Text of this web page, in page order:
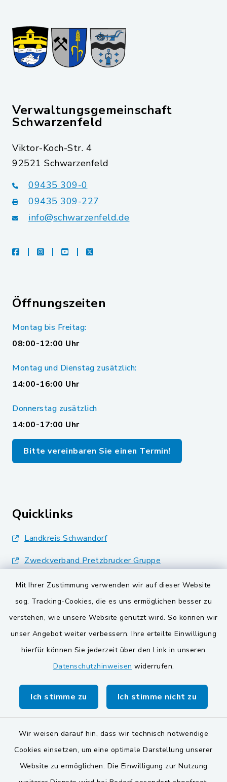
Mit Ihrer Zustimmung verwenden wir auf dieser Website
sog. Tracking-Cookies, die es uns ermöglichen besser zu
verstehen, wie unsere Website genutzt wird. So können wir
unser Angebot weiter verbessern. Ihre erteilte Einwilligung
hierfür können Sie jederzeit über den Link in unseren
Datenschutzhinweisen widerrufen.
Ich stimme zu Ich stimme nicht zu
Wir weisen darauf hin, dass wir technisch notwendige
Cookies einsetzen, um eine optimale Darstellung unserer
Website zu ermöglichen. Die Einwilligung zur Nutzung
Verwaltungsgemeinschaft
Schwarzenfeld
Viktor-Koch-Str. 4
92521 Schwarzenfeld
09435 309-0
09435 309-227
info@schwarzenfeld.de
facebookinstagramyoutubeX
Öffnungszeiten
Montag bis Freitag:
08:00-12:00 Uhr
Montag und Dienstag zusätzlich:
14:00-16:00 Uhr
Donnerstag zusätzlich
14:00-17:00 Uhr
Bitte vereinbaren Sie einen Termin!
Quicklinks
Landkreis Schwandorf
Zweckverband Pretzbrucker Gruppe
BayernPortal
Gemeinden der
Verwaltungsgemeinschaft
Gemeinde Schwarzach bei Nabburg
Markt Schwarzenfeld
Gemeinde Stulln